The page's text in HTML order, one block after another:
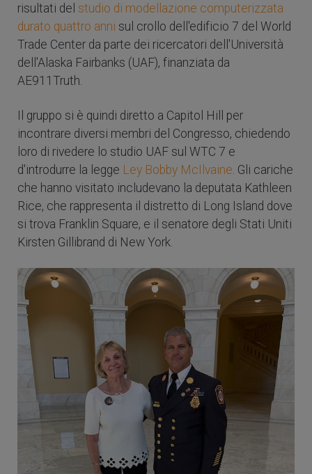
risultati del studio di modellazione computerizzata
durato quattro anni sul crollo dell'edificio 7 del World
Trade Center da parte dei ricercatori dell'Università
dell'Alaska Fairbanks (UAF), finanziata da
AE911Truth.
Il gruppo si è quindi diretto a Capitol Hill per
incontrare diversi membri del Congresso, chiedendo
loro di rivedere lo studio UAF sul WTC 7 e
d'introdurre la legge Ley Bobby McIlvaine . Gli cariche
che hanno visitato includevano la deputata Kathleen
Rice, che rappresenta il distretto di Long Island dove
si trova Franklin Square, e il senatore degli Stati Uniti
Kirsten Gillibrand di New York.